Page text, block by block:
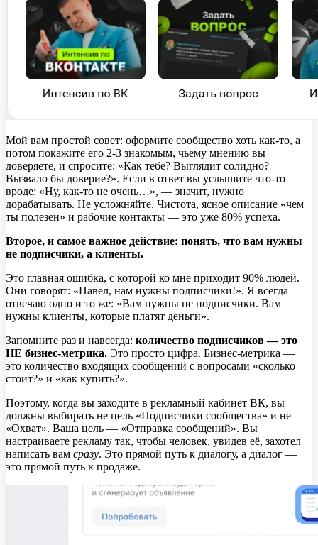
Мой вам простой совет: оформите сообщество хоть как-то, а
потом покажите его 2-3 знакомым, чьему мнению вы
доверяете, и спросите: «Как тебе? Выглядит солидно?
Вызвало бы доверие?». Если в ответ вы услышите что-то
вроде: «Ну, как-то не очень…», — значит, нужно
дорабатывать. Не усложняйте. Чистота, ясное описание «чем
ты полезен» и рабочие контакты — это уже 80% успеха.
Второе, и самое важное действие: понять, что вам нужны
не подписчики, а клиенты.
Это главная ошибка, с которой ко мне приходит 90% людей.
Они говорят: «Павел, нам нужны подписчики!». Я всегда
отвечаю одно и то же: «Вам нужны не подписчики. Вам
нужны клиенты, которые платят деньги».
Запомните раз и навсегда: количество подписчиков — это
НЕ бизнес-метрика. Это просто цифра. Бизнес-метрика —
это количество входящих сообщений с вопросами «сколько
стоит?» и «как купить?».
Поэтому, когда вы заходите в рекламный кабинет ВК, вы
должны выбирать не цель «Подписчики сообщества» и не
«Охват». Ваша цель — «Отправка сообщений». Вы
настраиваете рекламу так, чтобы человек, увидев её, захотел
написать вам сразу. Это прямой путь к диалогу, а диалог —
это прямой путь к продаже.